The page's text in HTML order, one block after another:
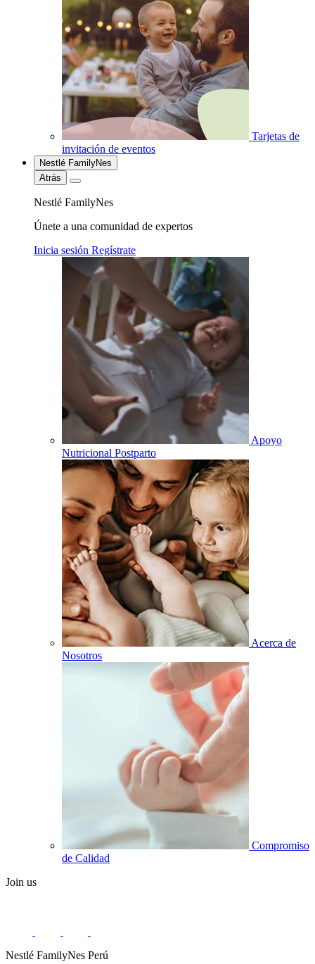
Tarjetas de
invitación de eventos
Nestlé FamilyNes
Atrás
Nestlé FamilyNes
Únete a una comunidad de expertos
Inicia sesión Regístrate
Apoyo
Nutricional Postparto
Acerca de
Nosotros
Compromiso
de Calidad
Join us
Nestlé FamilyNes Perú